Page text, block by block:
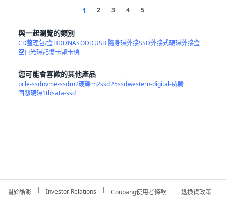
1 2 3 4 5
與一起瀏覽的類別
CD整理包/盒HDDNASODDUSB 隨身碟外接SSD外接式硬碟外接盒
空白光碟記憶卡讀卡機
您可能會喜歡的其他產品
pcle-ssdnvme-ssdm2硬碟m2ssd25ssdwestern-digital-威騰
固態硬碟1tbsata-ssd
關於酷澎 Investor Relations Coupang使用者條款 退換貨政策